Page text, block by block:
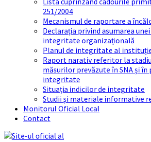
251/2004
Mecanismul de raportare a
Declarația privind asumarea unei
integritate organizațională
Planul de integritate al
Raport narativ referitor la
măsurilor prevăzute în SNA și în
integritate
Situația indicilor de integritate
Studii și materiale informative
Monitorul Oficial Local
Contact